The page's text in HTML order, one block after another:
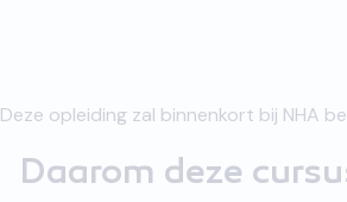
Deze opleiding zal binnenkort bij NHA
Daarom deze